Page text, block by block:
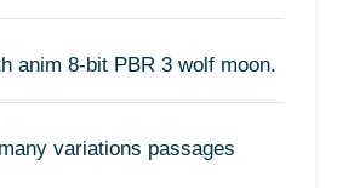
anim 8-bit PBR 3 wolf moon.
variations passages